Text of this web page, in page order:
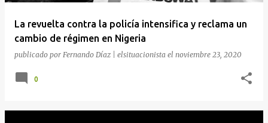
La revuelta contra la policía intensifica y reclama un
cambio de régimen en Nigeria
publicado por Fernando Díaz | elsituacionista el noviembre 23, 2020
0